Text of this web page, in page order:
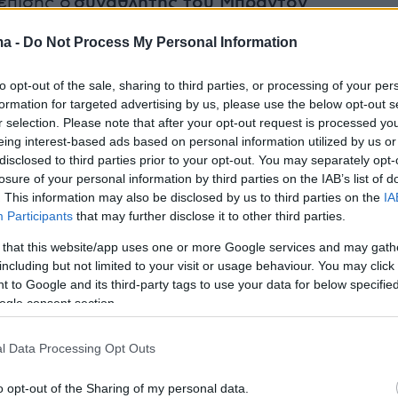
- Do Not Process My Personal Information
opt-out of the sale, sharing to third parties, or processing of your
for targeted advertising by us, please use the below opt-out
selection. Please note that after your opt-out request is processed
interest-based ads based on personal information utilized by us
to third parties prior to your opt-out. You may separately
of your personal information by third parties on the IAB’s list of
This information may also be disclosed by us to third parties on the
Participants that may further disclose it to other third parties.
that this website/app uses one or more Google services and may
but not limited to your visit or usage behaviour. You may
to Google and its third-party tags to use your data for below
consent section.
Data Processing Opt Outs
opt-out of the Sharing of my personal data.
Αγγλων που ενόχλησαν τις κοπέλες που
ποδοσφαιριστές. Αυτή ήταν και η αιτία που
με τον Χάρι Μαγκουάιρ σε πάρτι το
Πέμπτης στη Μύκονο: